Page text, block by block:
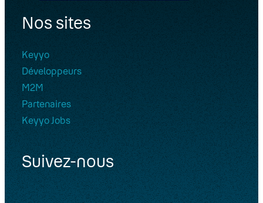
Nos sites
Keyyo
Développeurs
M2M
Partenaires
Keyyo Jobs
Suivez-nous